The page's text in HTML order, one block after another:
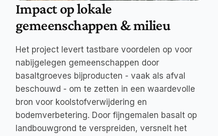
Impact op lokale
gemeenschappen & milieu
Het project levert tastbare voordelen op voor
nabijgelegen gemeenschappen door
basaltgroeves bijproducten - vaak als afval
beschouwd - om te zetten in een waardevolle
bron voor koolstofverwijdering en
bodemverbetering. Door fijngemalen basalt op
landbouwgrond te verspreiden, versnelt het